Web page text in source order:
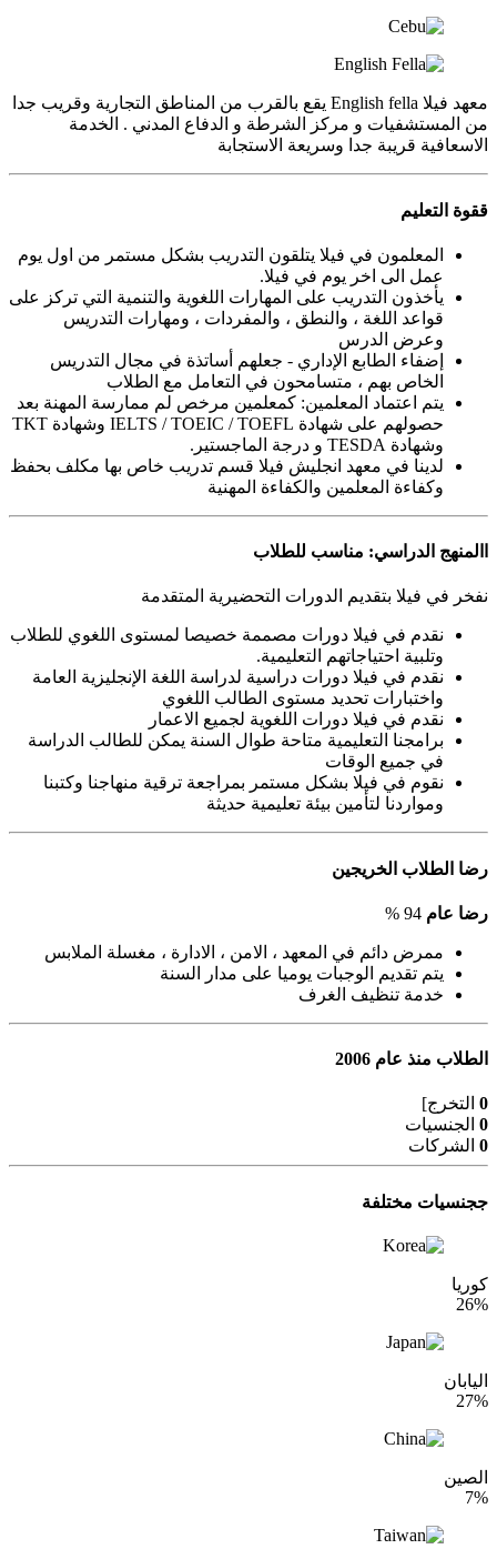
معهد فيلا English fella يقع بالقرب من المناطق التجارية وقريب جدا
من المستشفيات و مركز الشرطة و الدفاع المدني . الخدمة
الاسعافية قريبة جدا وسريعة الاستجابة
ققوة التعليم
المعلمون في فيلا يتلقون التدريب بشكل مستمر من اول يوم
عمل الى اخر يوم في فيلا.
يأخذون التدريب على المهارات اللغوية والتنمية التي تركز على
قواعد اللغة ، والنطق ، والمفردات ، ومهارات التدريس
وعرض الدرس
إضفاء الطابع الإداري - جعلهم أساتذة في مجال التدريس
الخاص بهم ، متسامحون في التعامل مع الطلاب
يتم اعتماد المعلمين: كمعلمين مرخص لم ممارسة المهنة بعد
حصولهم على شهادة IELTS / TOEIC / TOEFL وشهادة TKT
وشهادة TESDA و درجة الماجستير.
لدينا في معهد انجليش فيلا قسم تدريب خاص بها مكلف بحفظ
وكفاءة المعلمين والكفاءة المهنية
االمنهج الدراسي: مناسب للطلاب
نفخر في فيلا بتقديم الدورات التحضيرية المتقدمة
نقدم في فيلا دورات مصممة خصيصا لمستوى اللغوي للطلاب
وتلبية احتياجاتهم التعليمية.
نقدم في فيلا دورات دراسية لدراسة اللغة الإنجليزية العامة
واختبارات تحديد مستوى الطالب اللغوي
نقدم في فيلا دورات اللغوية لجميع الاعمار
برامجنا التعليمية متاحة طوال السنة يمكن للطالب الدراسة
في جميع الوقات
نقوم في فيلا بشكل مستمر بمراجعة ترقية منهاجنا وكتبنا
ومواردنا لتأمين بيئة تعليمية حديثة
رضا الطلاب الخريجين
رضا عام 94 %
ممرض دائم في المعهد ، الامن ، الادارة ، مغسلة الملابس
يتم تقديم الوجبات يوميا على مدار السنة
خدمة تنظيف الغرف
الطلاب منذ عام 2006
0 التخرج]
0 الجنسيات
0 الشركات
ججنسيات مختلفة
كوريا
26%
اليابان
27%
الصين
7%